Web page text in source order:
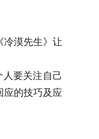
冷漠先生》让
要关注自己
的技巧及应